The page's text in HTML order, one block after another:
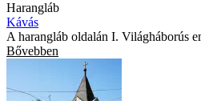
Harangláb
Kávás
A harangláb oldalán I. Világháborús
Bővebben